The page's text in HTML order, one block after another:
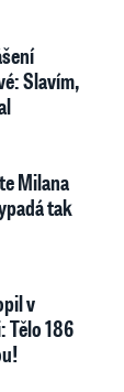
Slavím,
Milana
tak
v
186